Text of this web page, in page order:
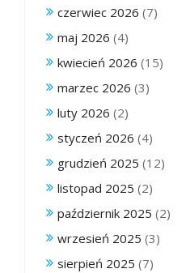
czerwiec 2026 (7)
maj 2026 (4)
kwiecień 2026 (15)
marzec 2026 (3)
luty 2026 (2)
styczeń 2026 (4)
grudzień 2025 (12)
listopad 2025 (2)
październik 2025 (2)
wrzesień 2025 (3)
sierpień 2025 (7)